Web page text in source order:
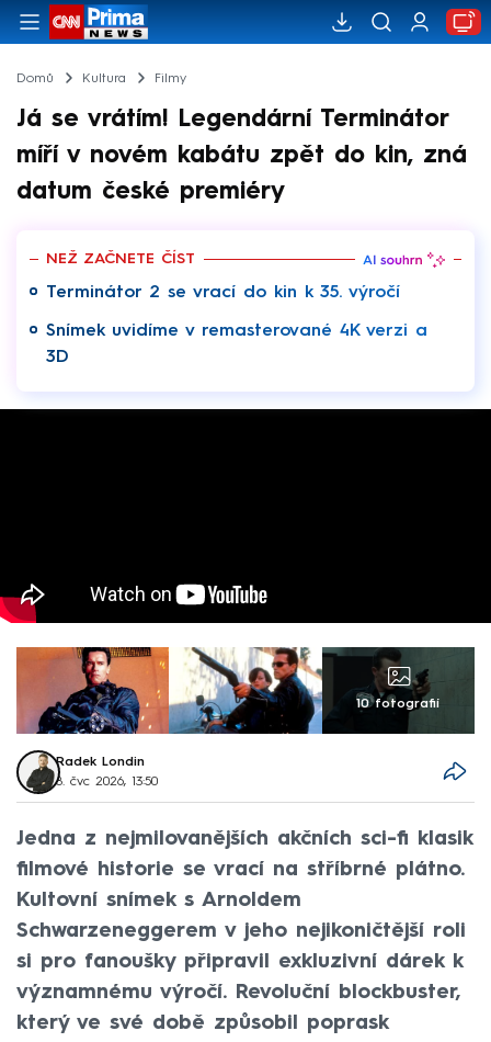
Domů Kultura Filmy
Já se vrátím! Legendární Terminátor
míří v novém kabátu zpět do kin, zná
datum české premiéry
NEŽ ZAČNETE ČÍST
Terminátor 2 se vrací do kin k 35. výročí
Snímek uvidíme v remasterované 4K verzi a
3D
10 fotografií
Radek Londin
8. čvc 2026, 13:50
Jedna z nejmilovanějších akčních sci-fi klasik
filmové historie se vrací na stříbrné plátno.
Kultovní snímek s Arnoldem
Schwarzeneggerem v jeho nejikoničtější roli
si pro fanoušky připravil exkluzivní dárek k
významnému výročí. Revoluční blockbuster,
který ve své době způsobil poprask